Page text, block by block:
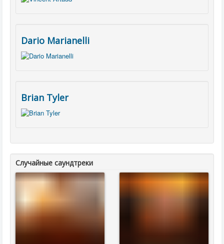
Dario Marianelli
Brian Tyler
Случайные саундтреки